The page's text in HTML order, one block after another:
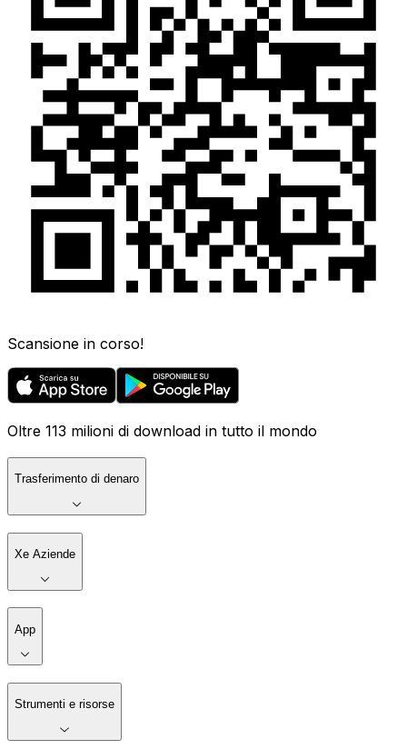
Scansione in corso!
Oltre 113 milioni di download in tutto il mondo
Trasferimento di denaro
Xe Aziende
App
Strumenti e risorse